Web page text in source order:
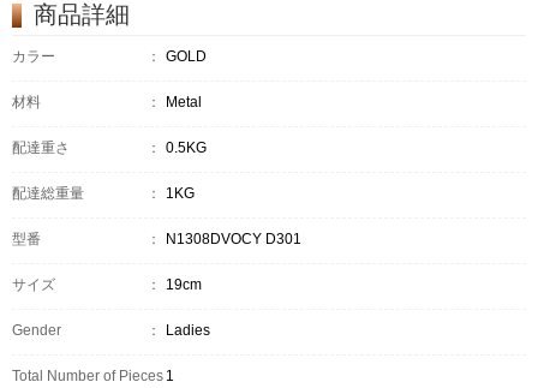
商品詳細
カラー ： GOLD
材料 ： Metal
配達重さ ： 0.5KG
配達総重量 ： 1KG
型番 ： N1308DVOCY D301
サイズ ： 19cm
Gender ： Ladies
Total Number of Pieces 1